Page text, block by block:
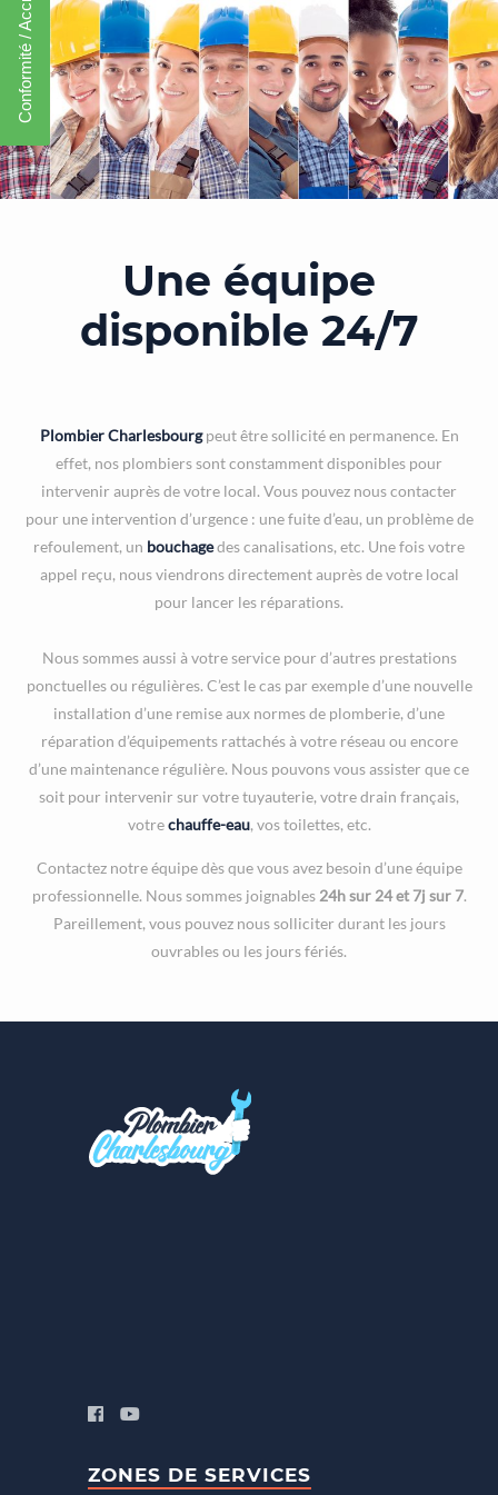
Une équipe
disponible 24/7
Plombier Charlesbourgpeut être sollicité en permanence. En
effet, nos plombiers sont constamment disponibles pour
intervenir auprès de votre local. Vous pouvez nous contacter
pour une intervention d’urgence : une fuite d’eau, un problème de
refoulement, un bouchagedes canalisations, etc. Une fois votre
appel reçu, nous viendrons directement auprès de votre local
pour lancer les réparations.
Nous sommes aussi à votre service pour d’autres prestations
ponctuelles ou régulières. C’est le cas par exemple d’une nouvelle
installation d’une remise aux normes de plomberie, d’une
réparation d’équipements rattachés à votre réseau ou encore
d’une maintenance régulière. Nous pouvons vous assister que ce
soit pour intervenir sur votre tuyauterie, votre drain français,
votrechauffe-eau, vos toilettes, etc.
Contactez notre équipe dès que vous avez besoin d’une équipe
professionnelle. Nous sommes joignables 24h sur 24 et 7j sur 7.
Pareillement, vous pouvez nous solliciter durant les jours
ouvrables ou les jours fériés.
ZONES DE SERVICES